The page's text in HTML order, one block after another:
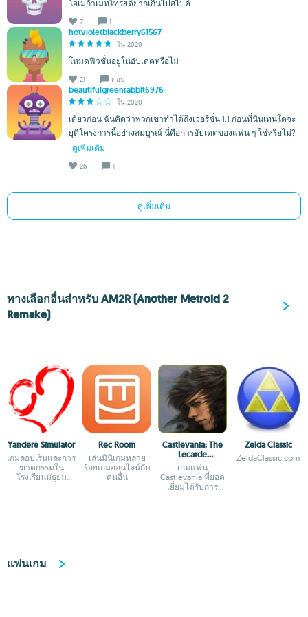
โอเมก้าเมทโทรยด์ยากเกินไปสไปค์
7 1
hotvioletblackberry61567
ใน 2020
โหมดฟิวชั่นอยู่ในอัปเดตหรือไม่
21 ตอบ
beautifulgreenrabbit6976
ใน 2020
เดี๋ยวก่อน ฉันคิดว่าพวกเขาทำได้ถึงเวอร์ชั่น 1.1 ก่อนที่นินเทนโดจะ
ยุติโครงการนี้อย่างสมบูรณ์ นี่คือการอัปเดตของแฟน ๆ ใช่หรือไม่?
ดูเพิ่มเติม
26 1
ดูเพิ่มเติม
ทางเลือกอื่นสำหรับ AM2R (Another Metroid 2
Remake)
Yandere Simulator
เกมลอบเร้นและการ
ฆาตกรรมใน
โรงเรียนมัธยม
Rec Room
เล่นมินิเกมหลาย
ร้อยเกมออนไลน์กับ
คนอื่น
Castlevania: The
Lecarde
Chronicles 2
เกมแฟน
Castlevania ที่ยอด
เยี่ยมได้รับการ
Zelda Classic
ZeldaClassic.com
แฟนเกม